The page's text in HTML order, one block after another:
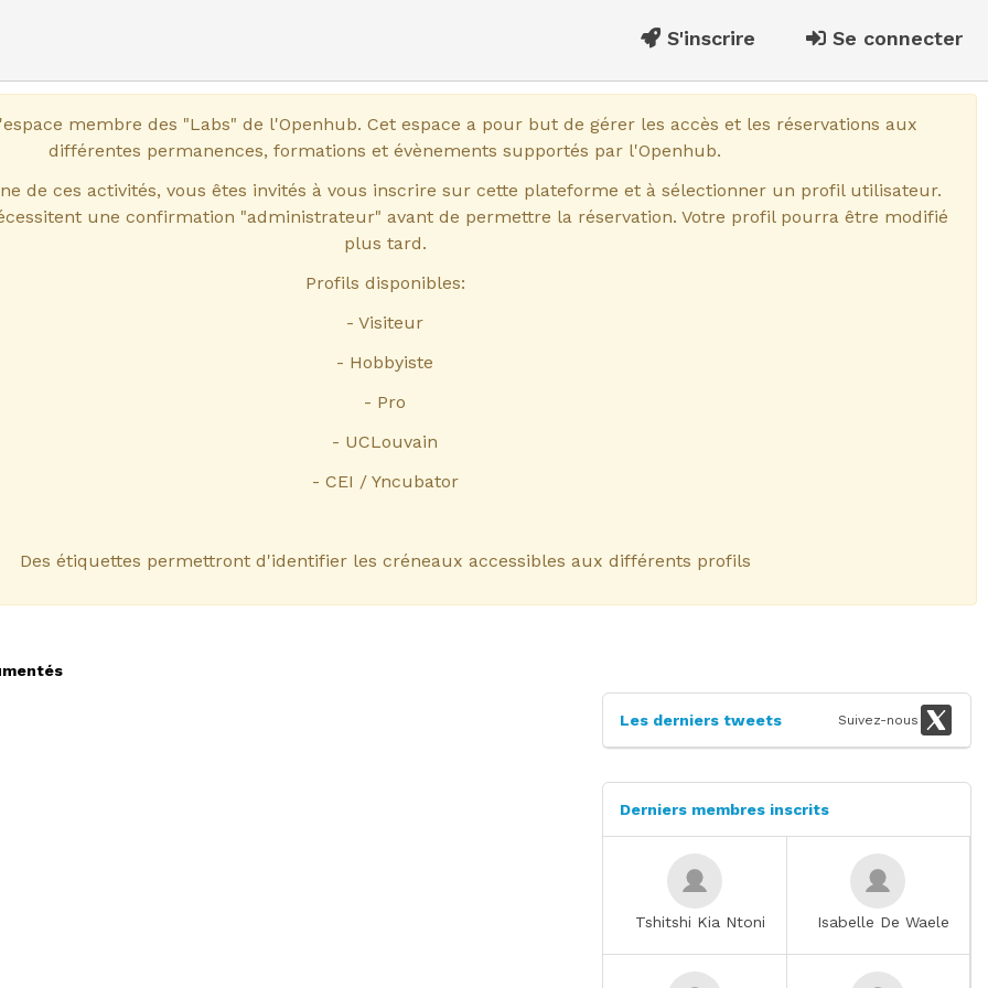
S'inscrire Se connecter
membre des "Labs" de l'Openhub. Cet espace a pour but de gérer les accès et les réservations aux
différentes permanences, formations et évènements supportés par l'Openhub.
de ces activités, vous êtes invités à vous inscrire sur cette plateforme et à sélectionner un profil utilisateur.
une confirmation "administrateur" avant de permettre la réservation. Votre profil pourra être modifié
plus tard.
Profils disponibles:
- Visiteur
- Hobbyiste
- Pro
- UCLouvain
- CEI / Yncubator
Des étiquettes permettront d'identifier les créneaux accessibles aux différents profils
Suivez-nous
Les derniers tweets
Derniers membres inscrits
Tshitshi Kia Ntoni Isabelle De Waele